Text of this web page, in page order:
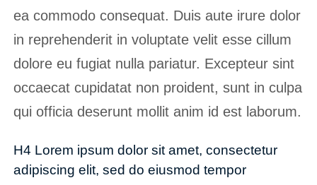
ea commodo consequat. Duis aute irure dolor
in reprehenderit in voluptate velit esse cillum
dolore eu fugiat nulla pariatur. Excepteur sint
occaecat cupidatat non proident, sunt in culpa
qui officia deserunt mollit anim id est laborum.
H4 Lorem ipsum dolor sit amet, consectetur
adipiscing elit, sed do eiusmod tempor